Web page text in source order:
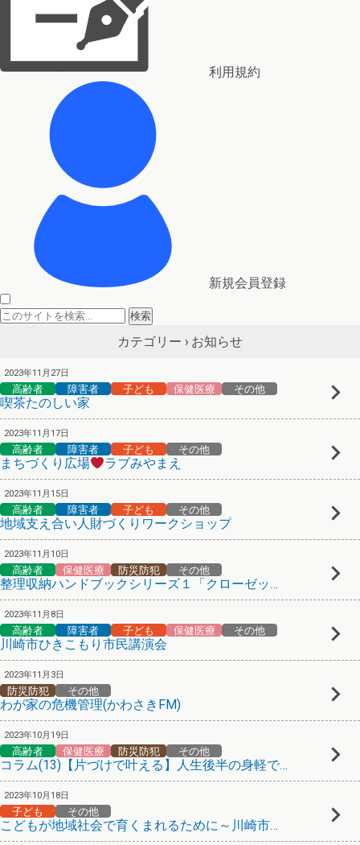
利用規約
新規会員登録
カテゴリー › お知らせ
2023年11月27日
高齢者 障害者 子ども 保健医療 その他
喫茶たのしい家
2023年11月17日
高齢者 障害者 子ども その他
まちづくり広場 ラブみやまえ
2023年11月15日
高齢者 障害者 子ども その他
地域支え合い人財づくりワークショップ
2023年11月10日
高齢者 保健医療 防災防犯 その他
整理収納ハンドブックシリーズ１「クローゼット編」
2023年11月8日
高齢者 障害者 子ども 保健医療 その他
川崎市ひきこもり市民講演会
2023年11月3日
防災防犯 その他
わが家の危機管理(かわさきFM)
2023年10月19日
高齢者 保健医療 防災防犯 その他
コラム(13)【片づけで叶える】人生後半の身軽で快適な暮らし方
2023年10月18日
子ども その他
こどもが地域社会で育くまれるために～川崎市における家庭支援の取り組み～